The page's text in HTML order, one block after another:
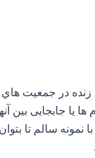
9 در هزار يا 0/9 درصد در تولد
یا جابجایی بین
نمونه سالم تا